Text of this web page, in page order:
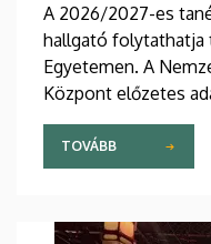
A 2026/2027-es
hallgató folytathatja
Egyetemen. A
Központ előzetes
évfolyamokon és az
mint 2300 fiatal
szeptemberben, egy
TOVÁBB